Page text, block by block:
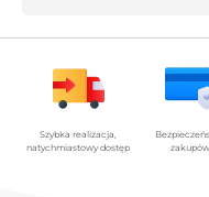
Szybka realizacja,
natychmiastowy dostęp
zakupów